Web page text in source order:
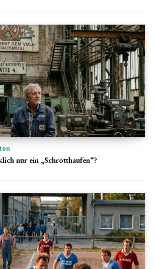
nur ein „Schrotthaufen“?